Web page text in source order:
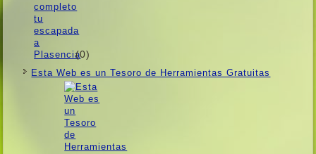
(0)
Esta Web es un Tesoro de Herramientas Gratuitas